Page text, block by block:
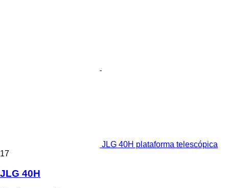
JLG 40H plataforma telescópica
17
JLG 40H